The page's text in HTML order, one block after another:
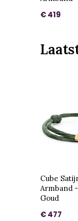
€ 419
Cube
Armband
Goud
€ 477